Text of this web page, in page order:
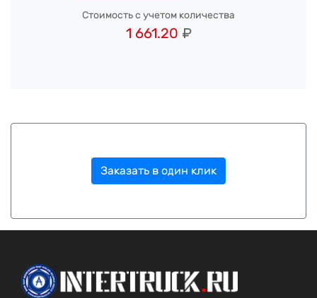
Стоимость с учетом количества
1 661.20 ₽
Заказать в один клик